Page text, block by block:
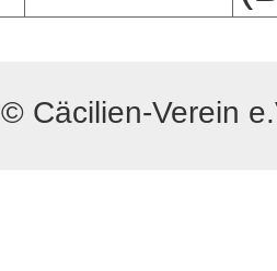
© Cäcilien-Verein